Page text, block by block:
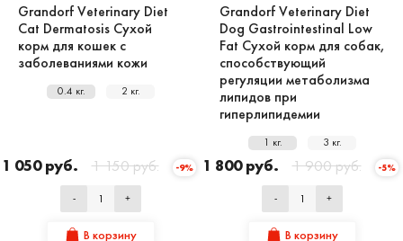
Grandorf Veterinary Diet
Cat Dermatosis Сухой
корм для кошек с
заболеваниями кожи
0.4 кг. 2 кг.
1 050 руб. 1 150 руб. -9%
- +
В корзину
Grandorf Veterinary Diet
Dog Gastrointestinal Low
Fat Сухой корм для собак,
способствующий
регуляции метаболизма
липидов при
гиперлипидемии
1 кг. 3 кг.
1 800 руб. 1 900 руб. -5%
- +
В корзину